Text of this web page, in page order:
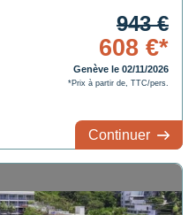
943 €
608 €*
Genève le 02/11/2026
*Prix à partir de, TTC/pers.
Continuer